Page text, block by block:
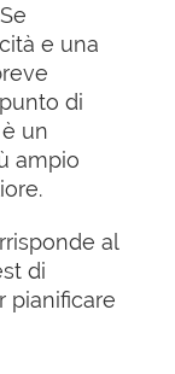
e una
di
un
ampio
al
di
pianificare